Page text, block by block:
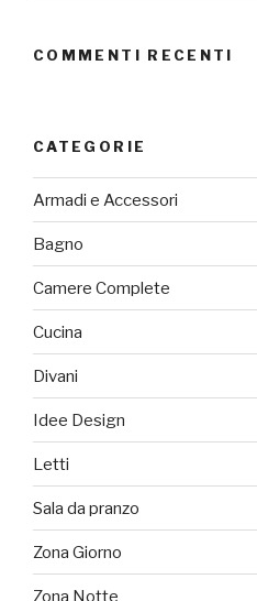
COMMENTI RECENTI
CATEGORIE
Armadi e Accessori
Bagno
Camere Complete
Cucina
Divani
Idee Design
Letti
Sala da pranzo
Zona Giorno
Zona Notte